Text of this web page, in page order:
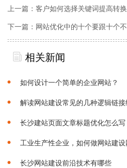
上一篇： 客户如何选择关键词提高转
下一篇： 网站优化中的十个要跟十个
相关新闻
如何设计一个简单的企业网站？
解读网站建设常见的几种逻辑链接
长沙建站页面文章标题优化怎么写
工业生产性企业，如何做网站建
长沙网站建设前沿技术有哪些